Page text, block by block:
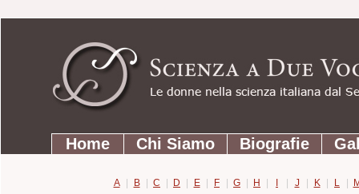
contenuti.
Strumenti
personali
SezioniHome Chi Siamo Biografie
A | B | C | D | E | F | G | H | I | J | K | L |